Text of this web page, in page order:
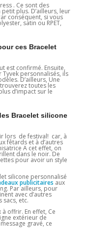
. Ce sont des
plus. D’ailleurs, leur
conséquent, si vous
satin ou RPET,
ces Bracelet
est confirmé. Ensuite,
personnalisés, ils
D’ailleurs, Une
toutes les
d’impact sur le
Bracelet silicone
lors de festival! car, à
fêtards et à d’autres
A cet effet, on
dans le noir. De
pour avoir un style
silicone personnalisé
publicitaires aux
Par ailleurs, pour
avec d’autres
sacs, etc.
offrir. En effet, Ce
extérieur de
gravé, ce